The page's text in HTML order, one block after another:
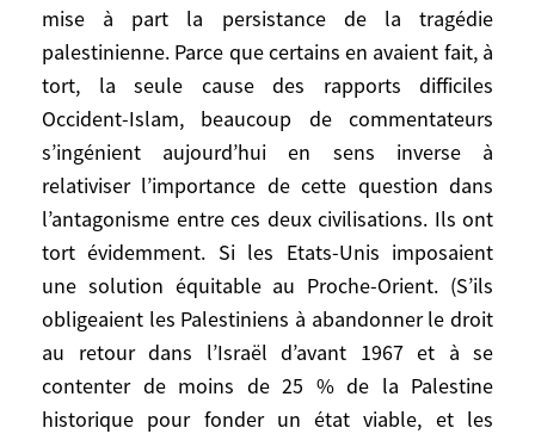
mise à part la persistance de la tragédie
palestinienne. Parce que certains en avaient fait, à
tort, la seule cause des rapports difficiles
Occident-Islam, beaucoup de commentateurs
s’ingénient aujourd’hui en sens inverse à
relativiser l’importance de cette question dans
l’antagonisme entre ces deux civilisations. Ils ont
tort évidemment. Si les Etats-Unis imposaient
une solution équitable au Proche-Orient. (S’ils
obligeaient les Palestiniens à abandonner le droit
au retour dans l’Israël d’avant 1967 et à se
contenter de moins de 25 % de la Palestine
historique pour fonder un état viable, et les
simplement dénoncé comme une maladie
odieuse ou une hérésie qui n’admet
aucune espèce d’explication ne justifie
aucune analyse et ne relève que du bûcher
et si au nom de ce principe toute critique
des Etats-Unis est interdite, alors
l’antiaméricanisme a de beaux jours devant
lui! Si la lutte contre les symptômes prend
trop le pas sur l’analyse et le traitement
des causes, comme c’est trop souvent le
cas dans la lutte contre le terrorisme, si les
Américains se contentent de penser qu’on
les hait parce qu’ils incarnent la
démocratie et la liberté, peu